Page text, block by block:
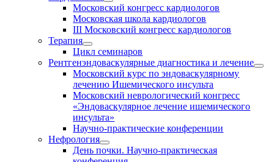
Московский конгресс кардиологов
Московская школа кардиологов
III Московский конгресс кардиологов
Терапия
Цикл семинаров
Рентгенэндоваскулярные диагностика и лечение
Московский курс по эндоваскулярному
лечению Ишемического инсульта
Московский неврологический конгресс
«Эндоваскулярное лечение ишемического
инсульта»
Научно-практические конференции
Нефрология
День почки. Научно-практическая